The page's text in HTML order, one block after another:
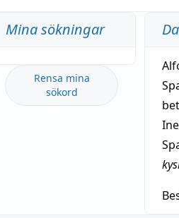
Mina sökningar
Rensa mina
sökord